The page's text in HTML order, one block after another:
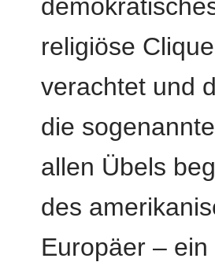
religiöse
verachtet und
die
allen Übels
des
Europäer –